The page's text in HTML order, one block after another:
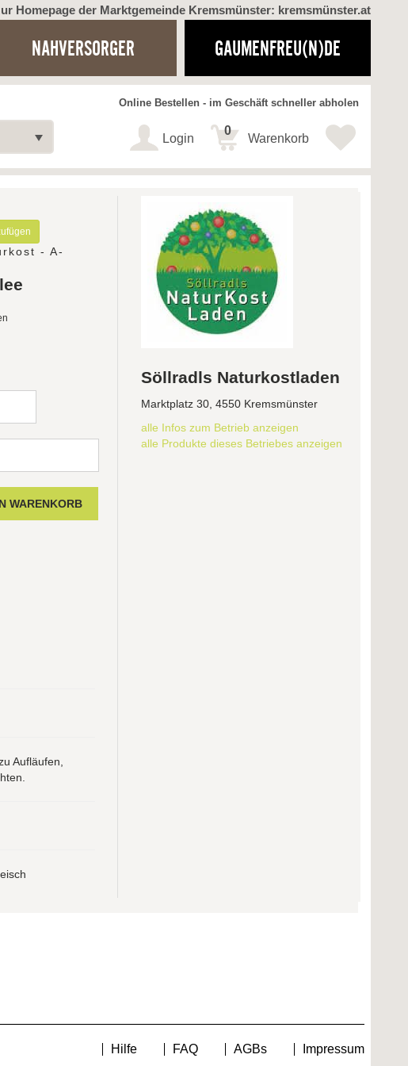
Homepage der Marktgemeinde Kremsmünster: kremsmünster.at
NAHVERSORGER GAUMENFREU(N)DE
Online Bestellen - im Geschäft schneller abholen
Login Warenkorb
0
- A-
Aufläufen,
Söllradls Naturkostladen
Marktplatz 30, 4550 Kremsmünster
alle Infos zum Betrieb anzeigen
alle Produkte dieses Betriebes anzeigen
Hilfe FAQ AGBs Impressum